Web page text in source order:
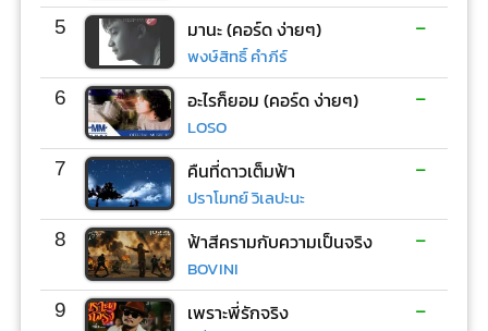
5 มานะ (คอร์ด ง่ายๆ)
พงษ์สิทธิ์ คำภีร์
-
6 อะไรก็ยอม (คอร์ด ง่ายๆ)
LOSO
-
7 คืนที่ดาวเต็มฟ้า
ปราโมทย์ วิเลปะนะ
-
8 ฟ้าสีครามกับความเป็นจริง
BOVINI
-
9 เพราะพี่รักจริง -